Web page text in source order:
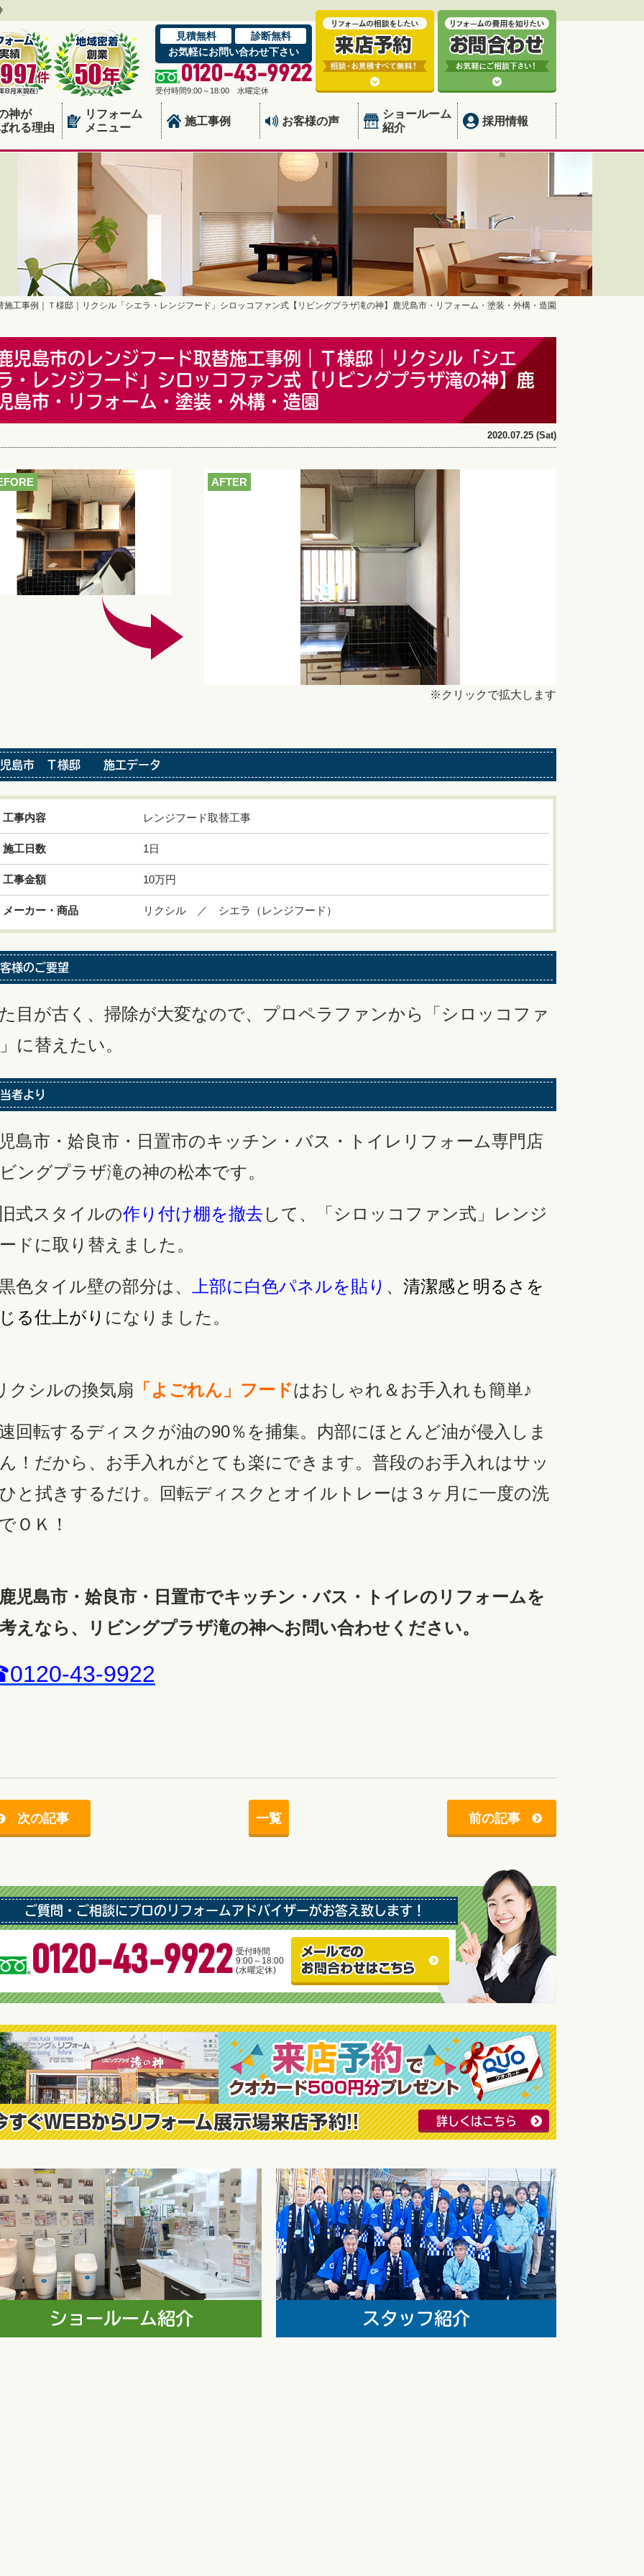
見積無料
診断無料
お気軽にお問い合わせ下さい
0120-43-9922
受付時間9:00～18:00 水曜定休
神が
れる理由
リフォーム
メニュー
施工事例 お客様の声
ショールーム
紹介
採用情報
工事例｜Ｔ様邸｜リクシル「シエラ・レンジフード」シロッコファン式【リビングプラザ滝の神】鹿児島市・リフォーム・塗装・外構・造園
児島市のレンジフード取替施工事例｜Ｔ様邸｜リクシル「シエ
・レンジフード」シロッコファン式【リビングプラザ滝の神】鹿
島市・リフォーム・塗装・外構・造園
2020.07.25 (Sat)
AFTER
※クリックで拡大します
児島市 Ｔ様邸 施工データ
工事内容 レンジフード取替工事
施工日数 1日
工事金額 10万円
メーカー・商品 リクシル ／ シエラ（レンジフード）
様のご要望
目が古く、掃除が大変なので、プロペラファンから「シロッコファ
に替えたい。
者より
島市・姶良市・日置市のキッチン・バス・トイレリフォーム専門店
ングプラザ滝の神の松本です。
式スタイルの作り付け棚を撤去 して、「シロッコファン式」レンジ
ドに取り替えました。
色タイル壁の部分は、 上部に白色パネルを貼り 、 清潔感と明るさを
る仕上がり になりました。
クシルの換気扇 「よごれん」フードはおしゃれ＆お手入れも簡単♪
回転するディスクが油の90％を捕集。内部にほとんど油が侵入しま
！だから、お手入れがとても楽にできます。普段のお手入れはサッ
と拭きするだけ。回転ディスクとオイルトレーは３ヶ月に一度の洗
ＯＫ！
児島市・姶良市・日置市でキッチン・バス・トイレのリフォームを
えなら、リビングプラザ滝の神へお問い合わせください。
43-9922
次の記事 一覧 前の記事
ご質問・ご相談にプロのリフォームアドバイザーがお答え致します！
0120-43-9922 受付時間
9:00～18:00
(水曜定休)
詳しくはこちら